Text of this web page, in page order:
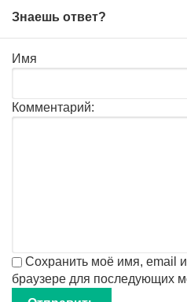
Знаешь ответ?
Имя
Комментарий:
Сохранить моё имя, email
браузере для последующих